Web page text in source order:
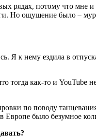
рядах, потому что мне
Но ощущение было –
Я к нему ездила в
как-то и YouTube
по поводу
Европе было безумное